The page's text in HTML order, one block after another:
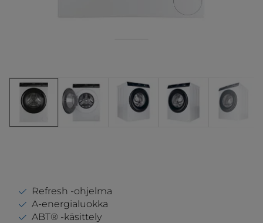
Refresh -ohjelma
A-energialuokka
ABT® -käsittely